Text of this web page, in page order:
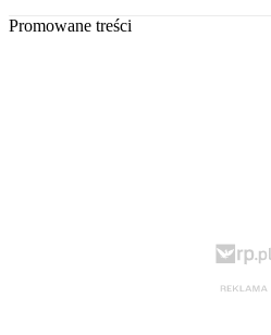
Promowane treści